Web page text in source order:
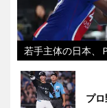
若手主体の日本、
プ